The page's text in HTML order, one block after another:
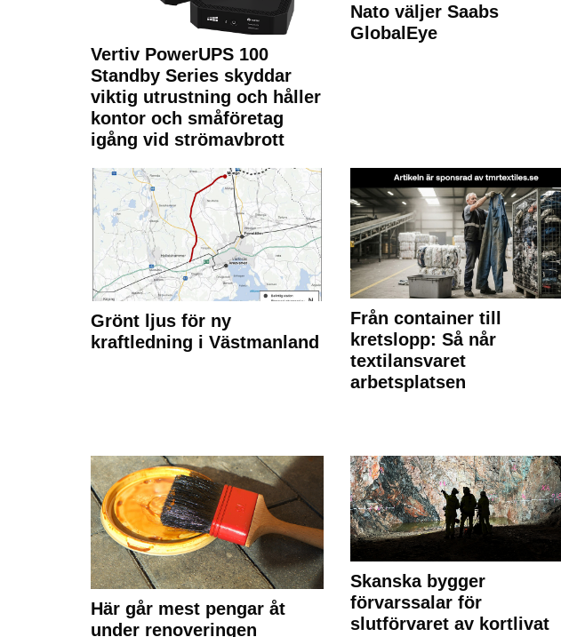
Vertiv PowerUPS 100
Standby Series skyddar
viktig utrustning och håller
kontor och småföretag
igång vid strömavbrott
Nato väljer Saabs
GlobalEye
Grönt ljus för ny
kraftledning i Västmanland
Från container till
kretslopp: Så når
textilansvaret
arbetsplatsen
Här går mest pengar åt
under renoveringen
Skanska bygger
förvarssalar för
slutförvaret av kortlivat